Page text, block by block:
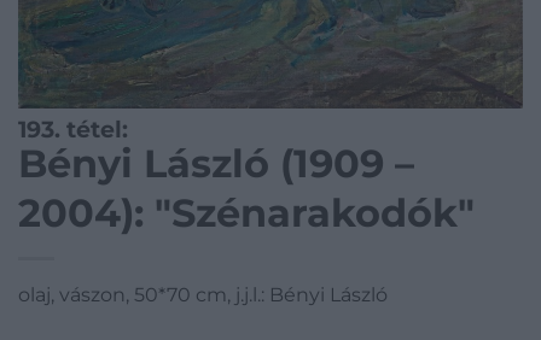
193. tétel:
Bényi László (1909 –
2004): "Szénarakodók"
olaj, vászon, 50*70 cm, j.j.l.: Bényi László